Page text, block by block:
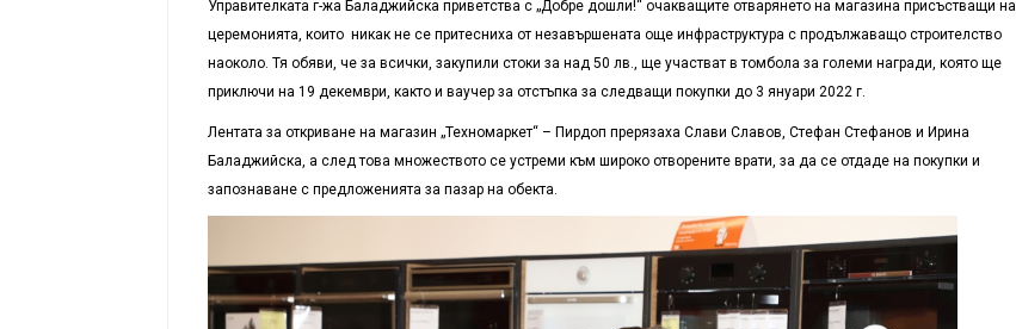
Управителката г-жа Баладжийска приветства с „Добре дошли!“ очакващите отварянето на магазина присъстващи на
церемонията, които никак не се притесниха от незавършената още инфраструктура с продължаващо строителство
наоколо. Тя обяви, че за всички, закупили стоки за над 50 лв., ще участват в томбола за големи награди, която ще
приключи на 19 декември, както и ваучер за отстъпка за следващи покупки до 3 януари 2022 г.
Лентата за откриване на магазин „Техномаркет“ – Пирдоп прерязаха Слави Славов, Стефан Стефанов и Ирина
Баладжийска, а след това множеството се устреми към широко отворените врати, за да се отдаде на покупки и
запознаване с предложенията за пазар на обекта.